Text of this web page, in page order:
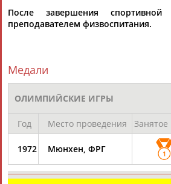
Каримжан
АБДРАХМАНОВ
Аделя
АБДРАХМАНОВА
Андрей
Рамазан
АБДУЛАЕВ
Тагир
АБДУЛАЕВ
Камиль
После завершения спортивной
преподавателем физвоспитания.
Медали
ОЛИМПИЙСКИЕ ИГРЫ
Год Место проведения Занятое
1972 Мюнхен, ФРГ 1